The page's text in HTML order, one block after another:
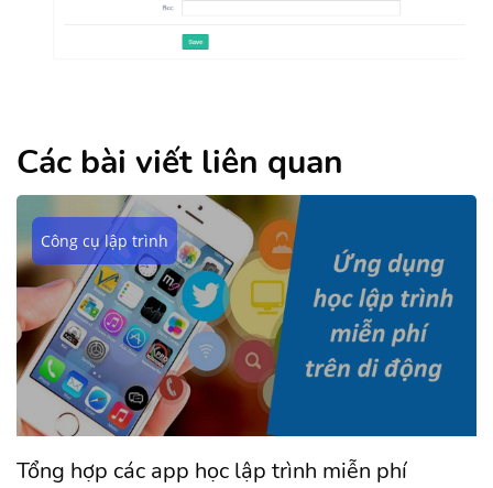
Các bài viết liên quan
Công cụ lập trình
Tổng hợp các app học lập trình miễn phí